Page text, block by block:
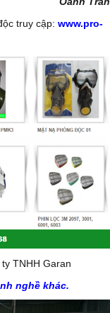
truy cập: www.pro-
TNHH Garan
nghề khác.